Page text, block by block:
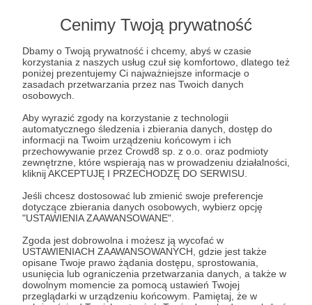
Cenimy Twoją prywatność
Dbamy o Twoją prywatność i chcemy, abyś w czasie
korzystania z naszych usług czuł się komfortowo, dlatego też
poniżej prezentujemy Ci najważniejsze informacje o
zasadach przetwarzania przez nas Twoich danych
osobowych.
Aby wyrazić zgody na korzystanie z technologii
automatycznego śledzenia i zbierania danych, dostęp do
informacji na Twoim urządzeniu końcowym i ich
przechowywanie przez Crowd8 sp. z o.o. oraz podmioty
zewnętrzne, które wspierają nas w prowadzeniu działalności,
kliknij AKCEPTUJĘ I PRZECHODZĘ DO SERWISU.
Jeśli chcesz dostosować lub zmienić swoje preferencje
dotyczące zbierania danych osobowych, wybierz opcję
"USTAWIENIA ZAAWANSOWANE".
Zgoda jest dobrowolna i możesz ją wycofać w
USTAWIENIACH ZAAWANSOWANYCH, gdzie jest także
opisane Twoje prawo żądania dostępu, sprostowania,
usunięcia lub ograniczenia przetwarzania danych, a także w
dowolnym momencie za pomocą ustawień Twojej
przeglądarki w urządzeniu końcowym. Pamiętaj, że w
artykułów – przede wszystkim wywiadów z
dotyczących najważniejszych społecznych
problemów. Redaktorsko odpowiadałam za
Magazyn Wprost Premium. Jednak w lipcu
podziękowano mi za wieloletnią współpracę.
Wiedziałam, że nie zrezygnuję z tego, co w
ostatnich latach stało się moim głównym
zawodowym wyzwaniem, ale też pasją. I na
szczęście wciąż realizuję się jako podcasterka
(tworzę format „Powiem to pierwszy raz” dla TVP
Info).
Jednak w związku z tym, że to z podcastami
wiążę swoją przyszłość i to w tej dziedzinie
wciąż chcę się rozwijać, postanowiłam zrobić
kolejny krok.
Choć oczywiście nie zrobię go sama.